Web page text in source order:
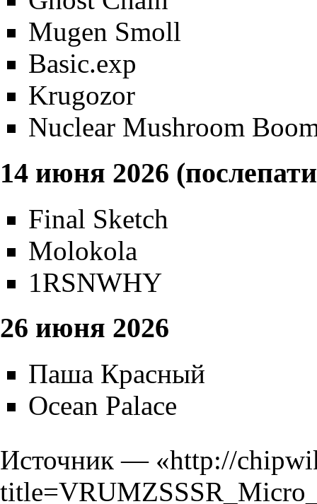
Mugen Smoll
Basic.exp
Krugozor
Nuclear Mushroom
14 июня 2026
Final Sketch
Molokola
1RSNWHY
26 июня 2026
Паша Красный
Ocean Palace
Источник — «http://